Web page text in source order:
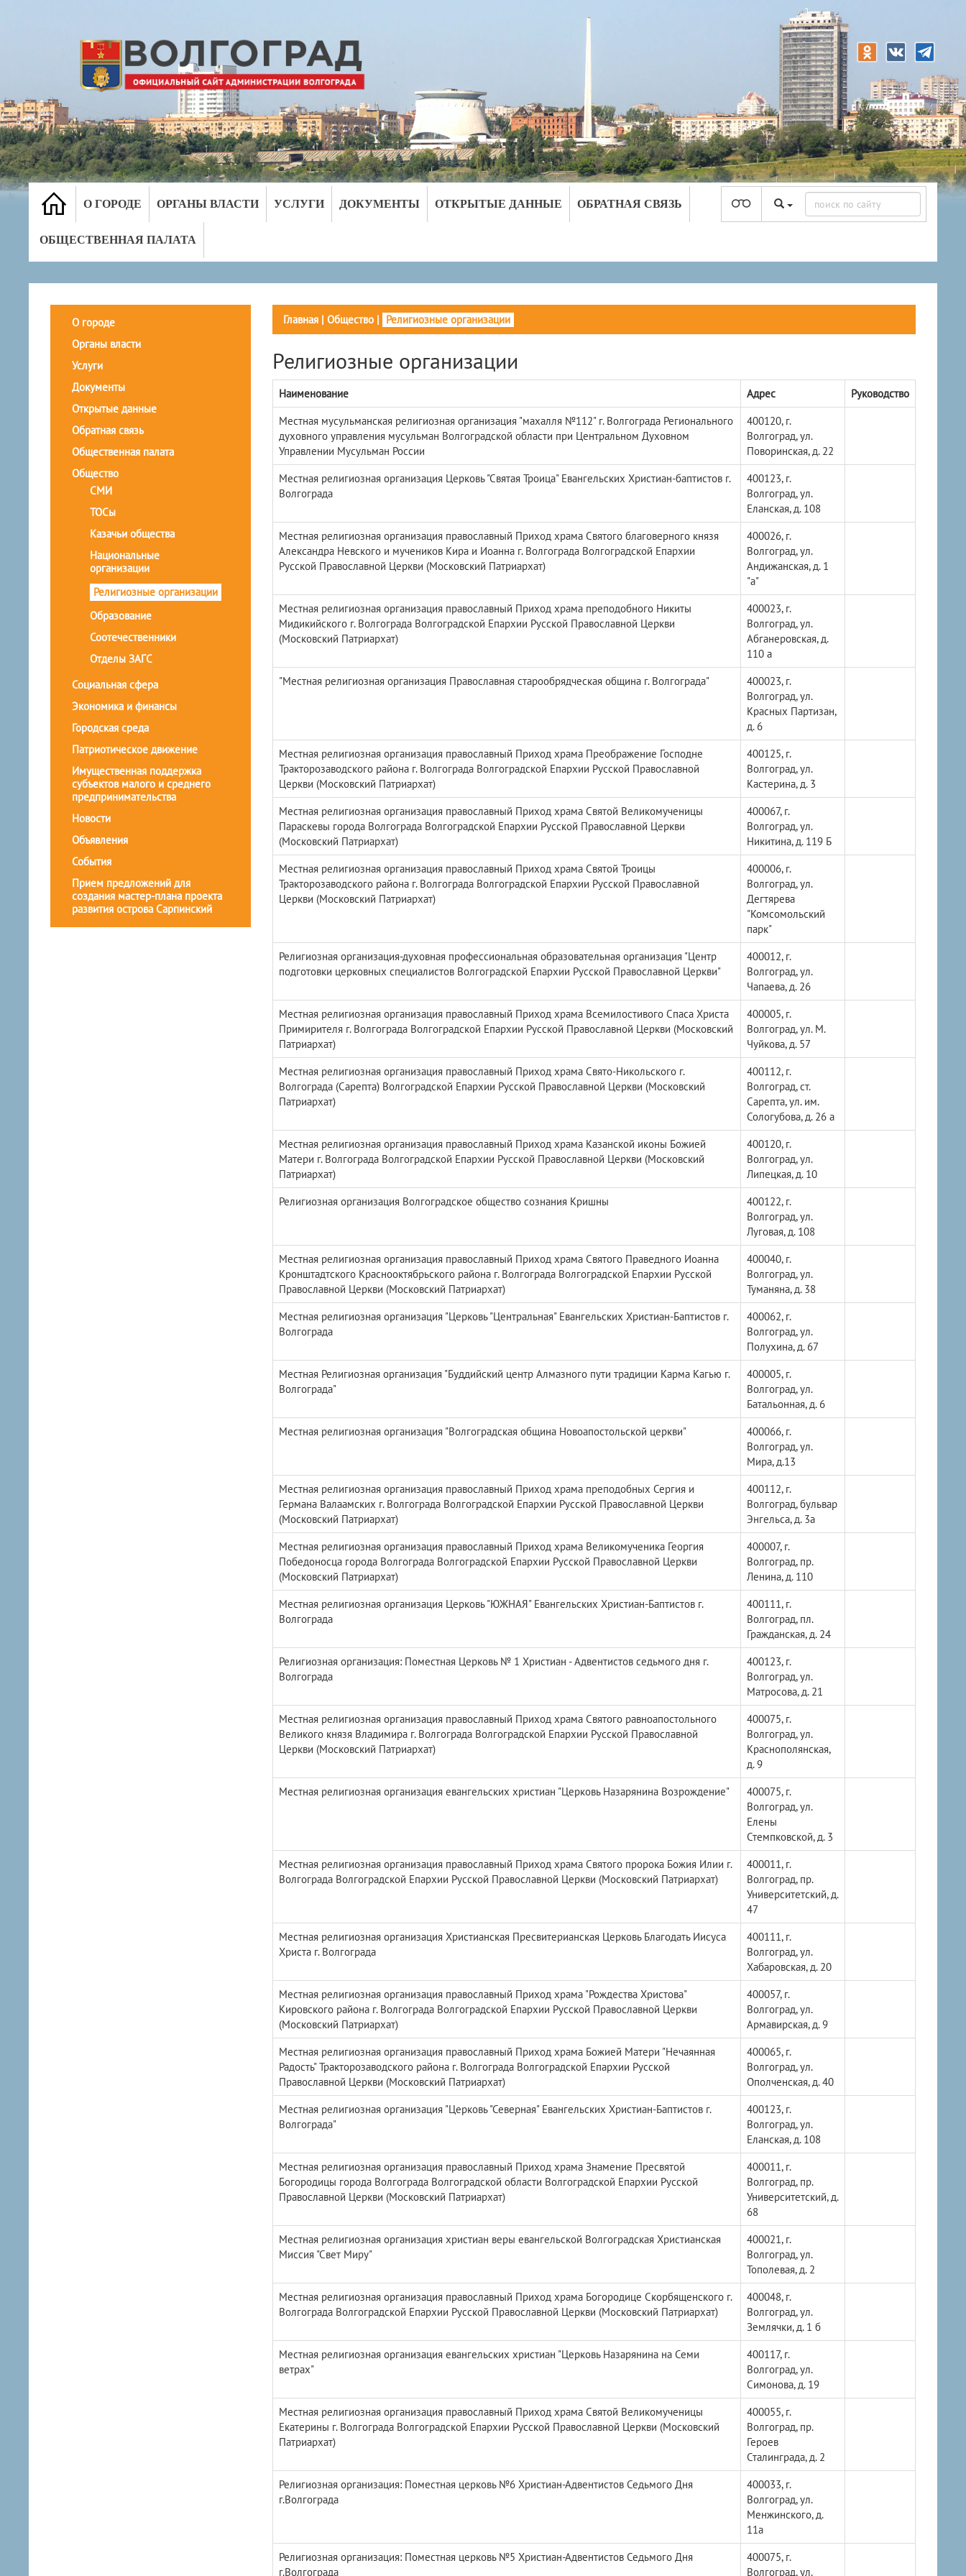
О ГОРОДЕ ОРГАНЫ ВЛАСТИ УСЛУГИ ДОКУМЕНТЫ ОТКРЫТЫЕ ДАННЫЕ ОБРАТНАЯ СВЯЗЬ
ОБЩЕСТВЕННАЯ ПАЛАТА
О городе
Органы власти
Услуги
Документы
Открытые данные
Обратная связь
Общественная палата
Общество
СМИ
ТОСы
Казачьи общества
Национальные
организации
Религиозные организации
Образование
Соотечественники
Отделы ЗАГС
Социальная сфера
Экономика и финансы
Городская среда
Патриотическое движение
Имущественная поддержка
субъектов малого и среднего
предпринимательства
Новости
Объявления
События
Прием предложений для
создания мастер-плана проекта
развития острова Сарпинский
Главная| Общество| Религиозные организации
Религиозные организации
Наименование Адрес
Руководство
Местная мусульманская религиозная организация "махалля №112" г. Волгограда Регионального
духовного управления мусульман Волгоградской области при Центральном Духовном
Управлении Мусульман России
400120, г.
Волгоград, ул.
Поворинская, д. 22
Местная религиозная организация Церковь "Святая Троица" Евангельских Христиан-баптистов г.
Волгограда
400123, г.
Волгоград, ул.
Еланская, д. 108
Местная религиозная организация православный Приход храма Святого благоверного князя
Александра Невского и мучеников Кира и Иоанна г. Волгограда Волгоградской Епархии
Русской Православной Церкви (Московский Патриархат)
400026, г.
Волгоград, ул.
Андижанская, д. 1
"а"
Местная религиозная организация православный Приход храма преподобного Никиты
Мидикийского г. Волгограда Волгоградской Епархии Русской Православной Церкви
(Московский Патриархат)
400023, г.
Волгоград, ул.
Абганеровская, д.
110 а
"Местная религиозная организация Православная старообрядческая община г. Волгограда"
400023, г.
Волгоград, ул.
Красных Партизан,
д. 6
Местная религиозная организация православный Приход храма Преображение Господне
Тракторозаводского района г. Волгограда Волгоградской Епархии Русской Православной
Церкви (Московский Патриархат)
400125, г.
Волгоград, ул.
Кастерина, д. 3
Местная религиозная организация православный Приход храма Святой Великомученицы
Параскевы города Волгограда Волгоградской Епархии Русской Православной Церкви
(Московский Патриархат)
400067, г.
Волгоград, ул.
Никитина, д. 119 Б
Местная религиозная организация православный Приход храма Святой Троицы
Тракторозаводского района г. Волгограда Волгоградской Епархии Русской Православной
Церкви (Московский Патриархат)
400006, г.
Волгоград, ул.
Дегтярева
"Комсомольский
парк"
Религиозная организация-духовная профессиональная образовательная организация "Центр
подготовки церковных специалистов Волгоградской Епархии Русской Православной Церкви"
400012, г.
Волгоград, ул.
Чапаева, д. 26
Местная религиозная организация православный Приход храма Всемилостивого Спаса Христа
Примирителя г. Волгограда Волгоградской Епархии Русской Православной Церкви (Московский
Патриархат)
400005, г.
Волгоград, ул. М.
Чуйкова, д. 57
Местная религиозная организация православный Приход храма Свято-Никольского г.
Волгограда (Сарепта) Волгоградской Епархии Русской Православной Церкви (Московский
Патриархат)
400112, г.
Волгоград, ст.
Сарепта, ул. им.
Сологубова, д. 26 а
Местная религиозная организация православный Приход храма Казанской иконы Божией
Матери г. Волгограда Волгоградской Епархии Русской Православной Церкви (Московский
Патриархат)
400120, г.
Волгоград, ул.
Липецкая, д. 10
Религиозная организация Волгоградское общество сознания Кришны
400122, г.
Волгоград, ул.
Луговая, д. 108
Местная религиозная организация православный Приход храма Святого Праведного Иоанна
Кронштадтского Краснооктябрьского района г. Волгограда Волгоградской Епархии Русской
Православной Церкви (Московский Патриархат)
400040, г.
Волгоград, ул.
Туманяна, д. 38
Местная религиозная организация "Церковь "Центральная" Евангельских Христиан-Баптистов г.
Волгограда
400062, г.
Волгоград, ул.
Полухина, д. 67
Местная Религиозная организация "Буддийский центр Алмазного пути традиции Карма Кагью г.
Волгограда"
400005, г.
Волгоград, ул.
Батальонная, д. 6
Местная религиозная организация "Волгоградская община Новоапостольской церкви"
400066, г.
Волгоград, ул.
Мира, д.13
Местная религиозная организация православный Приход храма преподобных Сергия и
Германа Валаамских г. Волгограда Волгоградской Епархии Русской Православной Церкви
(Московский Патриархат)
400112, г.
Волгоград, бульвар
Энгельса, д. 3а
Местная религиозная организация православный Приход храма Великомученика Георгия
Победоносца города Волгограда Волгоградской Епархии Русской Православной Церкви
(Московский Патриархат)
400007, г.
Волгоград, пр.
Ленина, д. 110
Местная религиозная организация Церковь "ЮЖНАЯ" Евангельских Христиан-Баптистов г.
Волгограда
400111, г.
Волгоград, пл.
Гражданская, д. 24
Религиозная организация: Поместная Церковь № 1 Христиан - Адвентистов седьмого дня г.
Волгограда
400123, г.
Волгоград, ул.
Матросова, д. 21
Местная религиозная организация православный Приход храма Святого равноапостольного
Великого князя Владимира г. Волгограда Волгоградской Епархии Русской Православной
Церкви (Московский Патриархат)
400075, г.
Волгоград, ул.
Краснополянская,
д. 9
Местная религиозная организация евангельских христиан "Церковь Назарянина Возрождение"
400075, г.
Волгоград, ул.
Елены
Стемпковской, д. 3
Местная религиозная организация православный Приход храма Святого пророка Божия Илии г.
Волгограда Волгоградской Епархии Русской Православной Церкви (Московский Патриархат)
400011, г.
Волгоград, пр.
Университетский, д.
47
Местная религиозная организация Христианская Пресвитерианская Церковь Благодать Иисуса
Христа г. Волгограда
400111, г.
Волгоград, ул.
Хабаровская, д. 20
Местная религиозная организация православный Приход храма "Рождества Христова"
Кировского района г. Волгограда Волгоградской Епархии Русской Православной Церкви
(Московский Патриархат)
400057, г.
Волгоград, ул.
Армавирская, д. 9
Местная религиозная организация православный Приход храма Божией Матери "Нечаянная
Радость" Тракторозаводского района г. Волгограда Волгоградской Епархии Русской
Православной Церкви (Московский Патриархат)
400065, г.
Волгоград, ул.
Ополченская, д. 40
Местная религиозная организация "Церковь "Северная" Евангельских Христиан-Баптистов г.
Волгограда"
400123, г.
Волгоград, ул.
Еланская, д. 108
Местная религиозная организация православный Приход храма Знамение Пресвятой
Богородицы города Волгограда Волгоградской области Волгоградской Епархии Русской
Православной Церкви (Московский Патриархат)
400011, г.
Волгоград, пр.
Университетский, д.
68
Местная религиозная организация христиан веры евангельской Волгоградская Христианская
Миссия "Свет Миру"
400021, г.
Волгоград, ул.
Тополевая, д. 2
Местная религиозная организация православный Приход храма Богородице Скорбященского г.
Волгограда Волгоградской Епархии Русской Православной Церкви (Московский Патриархат)
400048, г.
Волгоград, ул.
Землячки, д. 1 б
Местная религиозная организация евангельских христиан "Церковь Назарянина на Семи
ветрах"
400117, г.
Волгоград, ул.
Симонова, д. 19
Местная религиозная организация православный Приход храма Святой Великомученицы
Екатерины г. Волгограда Волгоградской Епархии Русской Православной Церкви (Московский
Патриархат)
400055, г.
Волгоград, пр.
Героев
Сталинграда, д. 2
Религиозная организация: Поместная церковь №6 Христиан-Адвентистов Седьмого Дня
г.Волгограда
400033, г.
Волгоград, ул.
Менжинского, д.
11а
Религиозная организация: Поместная церковь №5 Христиан-Адвентистов Седьмого Дня
г.Волгограда
400075, г.
Волгоград, ул.